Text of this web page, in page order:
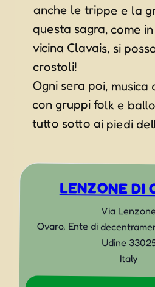
crostoli!
Ogni sera poi,
con gruppi folk e
tutto sotto ai piedi
LENZONE DI
Via Lenzone
Ovaro, Ente di
Udine
Italy